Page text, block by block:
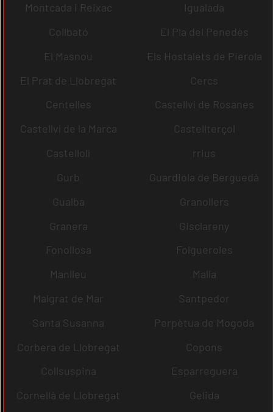
Montcada i Reixac
Igualada
Collbató
El Pla del Penedès
El Masnou
Els Hostalets de Pierola
El Prat de Llobregat
Cercs
Centelles
Castellví de Rosanes
Castellví de la Marca
Castellterçol
Castellolí
rrius
Gurb
Guardiola de Berguedà
Gualba
Granollers
Granera
Gisclareny
Fonollosa
Folgueroles
Manlleu
Malla
Malgrat de Mar
Santpedor
Santa Susanna
Perpètua de Mogoda
Corbera de Llobregat
Copons
Collsuspina
Esparreguera
Cornellà de Llobregat
Gelida